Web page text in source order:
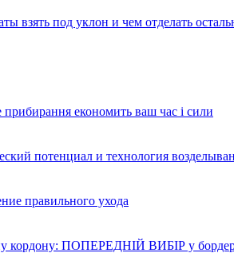
взять под уклон и чем отделать
прибирання економить ваш час і сили
потенциал и технология
правильного ухода
кордону: ПОПЕРЕДНІЙ ВИБІР у